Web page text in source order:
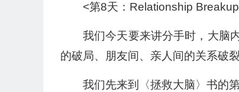
<第8天：Relationship
我们今天要来讲分手时，大脑
的破局、朋友间、亲人间的关系破裂
我们先来到〈拯救大脑〉书的